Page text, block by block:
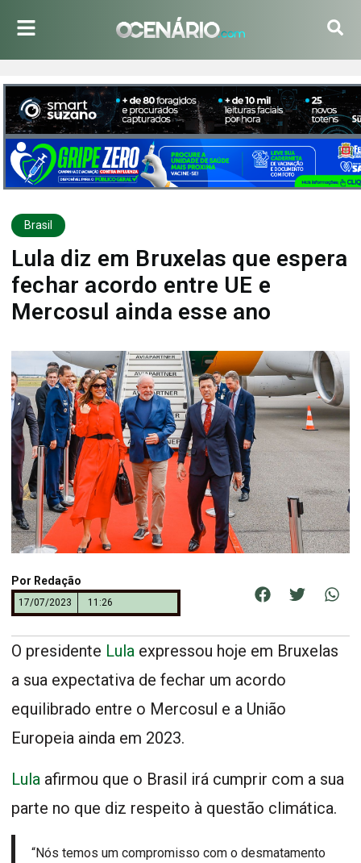
Brasil
Lula diz em Bruxelas que espera
fechar acordo entre UE e
Mercosul ainda esse ano
Por Redação
17/07/2023 11:26
O presidente Lula expressou hoje em Bruxelas
a sua expectativa de fechar um acordo
equilibrado entre o Mercosul e a União
Europeia ainda em 2023.
Lula afirmou que o Brasil irá cumprir com a sua
parte no que diz respeito à questão climática.
“Nós temos um compromisso com o desmatamento